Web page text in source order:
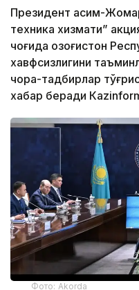
Президент Қасим-
техника хизмати”
чоғида Қозоғистон
хавфсизлигини
чора-тадбирлар
хабар беради
Фото: Akorda